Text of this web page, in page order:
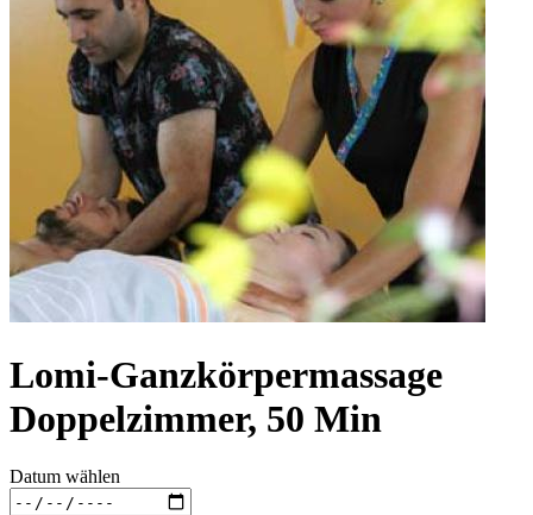
Lomi-Ganzkörpermassage
Doppelzimmer, 50 Min
Datum wählen